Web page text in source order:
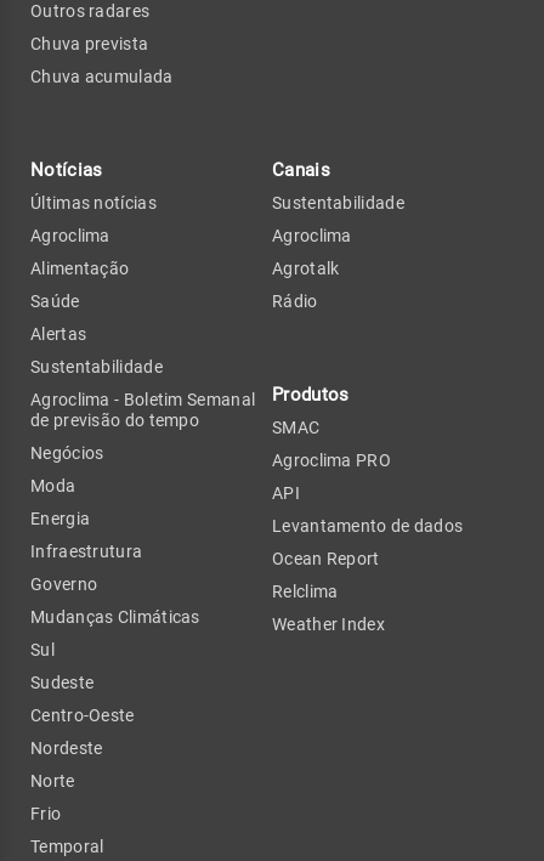
Outros radares
Chuva prevista
Chuva acumulada
Notícias
Últimas notícias
Agroclima
Alimentação
Saúde
Alertas
Sustentabilidade
Agroclima - Boletim Semanal
de previsão do tempo
Negócios
Moda
Energia
Infraestrutura
Governo
Mudanças Climáticas
Sul
Sudeste
Centro-Oeste
Nordeste
Norte
Frio
Temporal
Canais
Sustentabilidade
Agroclima
Agrotalk
Rádio
Produtos
SMAC
Agroclima PRO
API
Levantamento de dados
Ocean Report
Relclima
Weather Index